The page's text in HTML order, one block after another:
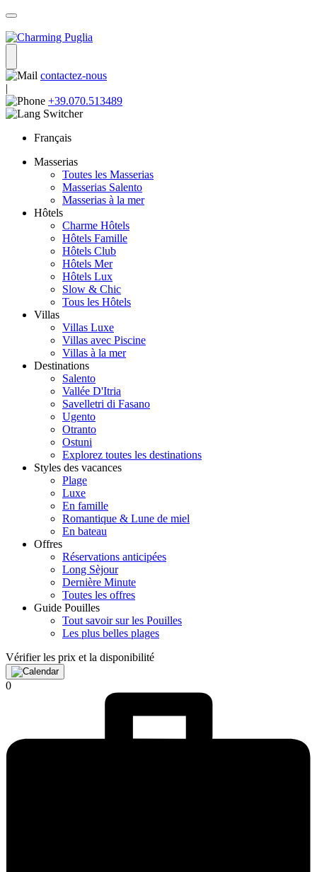
contactez-nous
|
+39.070.513489
Français
Masserias
Toutes les Masserias
Masserias Salento
Masserias à la mer
Hôtels
Charme Hôtels
Hôtels Famille
Hôtels Club
Hôtels Mer
Hôtels Lux
Slow & Chic
Tous les Hôtels
Villas
Villas Luxe
Villas avec Piscine
Villas à la mer
Destinations
Salento
Vallée D'Itria
Savelletri di Fasano
Ugento
Otranto
Ostuni
Explorez toutes les destinations
Styles des vacances
Plage
Luxe
En famille
Romantique & Lune de miel
En bateau
Offres
Réservations anticipées
Long Sèjour
Dernière Minute
Toutes les offres
Guide Pouilles
Tout savoir sur les Pouilles
Les plus belles plages
Vérifier les prix et la disponibilité
0